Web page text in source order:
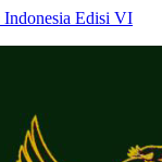
Indonesia Edisi VI